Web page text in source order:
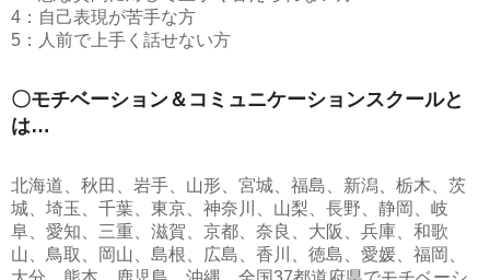
4：自己表現が苦手な方
5：人前で上手く話せない方
〇モチベーション＆コミュニケーションスクールと
は…
北海道、秋田、岩手、山形、宮城、福島、新潟、栃木、茨
城、埼玉、千葉、東京、神奈川、山梨、長野、静岡、岐
阜、愛知、三重、滋賀、京都、奈良、大阪、兵庫、和歌
山、鳥取、岡山、島根、広島、香川、徳島、愛媛、福岡、